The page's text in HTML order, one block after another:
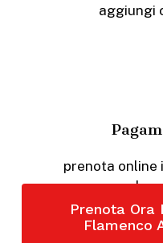
aggiungi
prenota online
lo
Prenota Ora
Flamenco